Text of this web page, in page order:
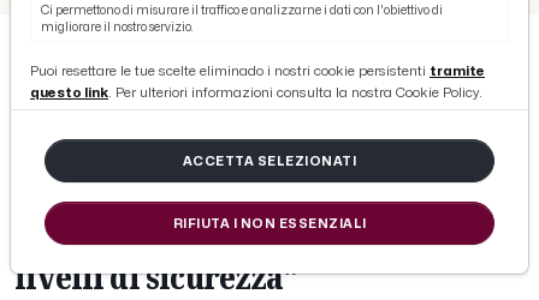
Aggressione operatori Pronto
soccorso ospedale 'Mazzoni' Ascoli,
dg Maraldo: "Esprimo solidarietà,
pronti ad innalzare ulteriormente
livelli di sicurezza"
Ci permettono di misurare il traffico e analizzarne i dati con l'obiettivo di
migliorare il nostro servizio.
Puoi resettare le tue scelte eliminado i nostri cookie persistenti tramite
questo link. Per ulteriori informazioni consulta la nostra Cookie Policy.
ACCETTA SELEZIONATI
RIFIUTA I NON ESSENZIALI